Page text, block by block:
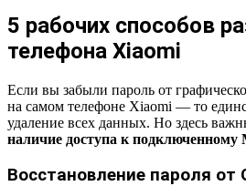
5 рабочих способов
телефона Xiaomi
Если вы забыли пароль от
на самом телефоне Xiaomi — то
удаление всех данных. Но здесь
наличие доступа к подключенному
Восстановление пароля от